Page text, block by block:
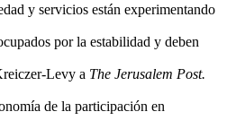
y servicios están experimentando
por la estabilidad y deben
Levy a The Jerusalem Post.
de la participación en